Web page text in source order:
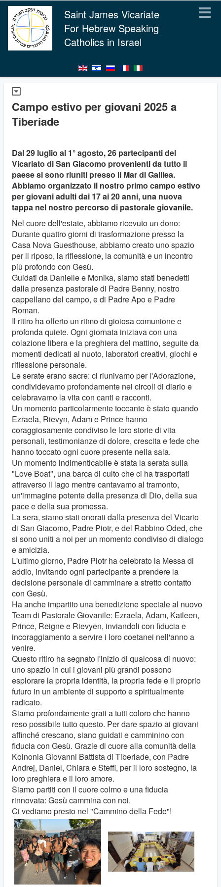
Saint James Vicariate
For Hebrew Speaking
Catholics in Israel
Campo estivo per giovani 2025 a
Tiberiade
Dal 29 luglio al 1° agosto, 26 partecipanti del
Vicariato di San Giacomo provenienti da tutto il
paese si sono riuniti presso il Mar di Galilea.
Abbiamo organizzato il nostro primo campo estivo
per giovani adulti dai 17 ai 20 anni, una nuova
tappa nel nostro percorso di pastorale giovanile.
Nel cuore dell'estate, abbiamo ricevuto un dono:
Durante quattro giorni di trasformazione presso la
Casa Nova Guesthouse, abbiamo creato uno spazio
per il riposo, la riflessione, la comunità e un incontro
più profondo con Gesù.
Guidati da Danielle e Monika, siamo stati benedetti
dalla presenza pastorale di Padre Benny, nostro
cappellano del campo, e di Padre Apo e Padre
Roman.
Il ritiro ha offerto un ritmo di gioiosa comunione e
profonda quiete. Ogni giornata iniziava con una
colazione libera e la preghiera del mattino, seguite da
momenti dedicati al nuoto, laboratori creativi, giochi e
riflessione personale.
Le serate erano sacre: ci riunivamo per l'Adorazione,
condividevamo profondamente nei circoli di diario e
celebravamo la vita con canti e racconti.
Un momento particolarmente toccante è stato quando
Ezraela, Rievyn, Adam e Prince hanno
coraggiosamente condiviso le loro storie di vita
personali, testimonianze di dolore, crescita e fede che
hanno toccato ogni cuore presente nella sala.
Un momento indimenticabile è stata la serata sulla
"Love Boat", una barca di culto che ci ha trasportati
attraverso il lago mentre cantavamo al tramonto,
un'immagine potente della presenza di Dio, della sua
pace e della sua promessa.
La sera, siamo stati onorati dalla presenza del Vicario
di San Giacomo, Padre Piotr, e del Rabbino Oded, che
si sono uniti a noi per un momento condiviso di dialogo
e amicizia.
L'ultimo giorno, Padre Piotr ha celebrato la Messa di
addio, invitando ogni partecipante a prendere la
decisione personale di camminare a stretto contatto
con Gesù.
Ha anche impartito una benedizione speciale al nuovo
Team di Pastorale Giovanile: Ezraela, Adam, Katleen,
Prince, Reigne e Rievyen, inviandoli con fiducia e
incoraggiamento a servire i loro coetanei nell'anno a
venire.
Questo ritiro ha segnato l'inizio di qualcosa di nuovo:
uno spazio in cui i giovani più grandi possono
esplorare la propria identità, la propria fede e il proprio
futuro in un ambiente di supporto e spiritualmente
radicato.
Siamo profondamente grati a tutti coloro che hanno
reso possibile tutto questo. Per dare spazio ai giovani
affinché crescano, siano guidati e camminino con
fiducia con Gesù. Grazie di cuore alla comunità della
Koinonia Giovanni Battista di Tiberiade, con Padre
Andrej, Daniel, Chiara e Steffi, per il loro sostegno, la
loro preghiera e il loro amore.
Siamo partiti con il cuore colmo e una fiducia
rinnovata: Gesù cammina con noi.
Ci vediamo presto nel "Cammino della Fede"!